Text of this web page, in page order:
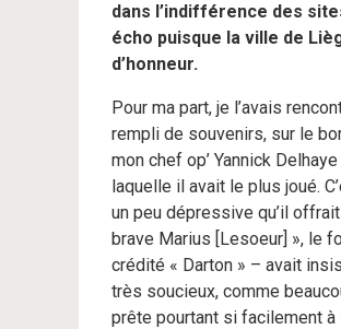
dans l’indifférence des
écho puisque la ville de
d’honneur.
Pour ma part, je l’avais
rempli de souvenirs, sur le
mon chef op’ Yannick
laquelle il avait le plus joué.
un peu dépressive qu’il
brave Marius [Lesoeur] », le
crédité « Darton » – avait
très soucieux, comme
prête pourtant si facilement